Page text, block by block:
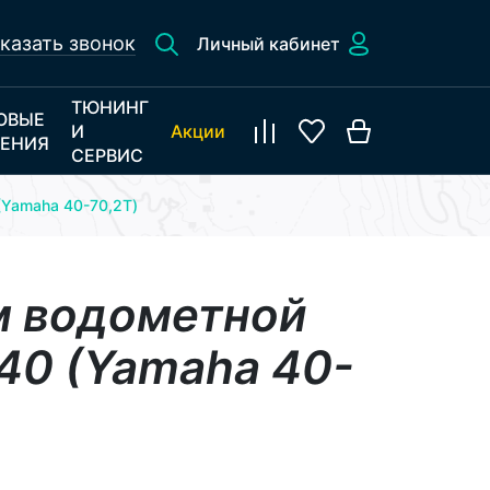
звонок Личный кабинет
ТЮНИНГ
И
СЕРВИС
Акции
40-70,2Т)
водометной
(Yamaha 40-